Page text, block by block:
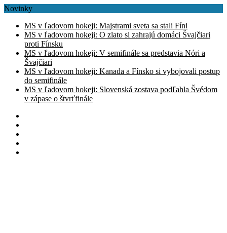
Novinky
MS v ľadovom hokeji: Majstrami sveta sa stali Fíni
MS v ľadovom hokeji: O zlato si zahrajú domáci Švajčiari
proti Fínsku
MS v ľadovom hokeji: V semifinále sa predstavia Nóri a
Švajčiari
MS v ľadovom hokeji: Kanada a Fínsko si vybojovali postup
do semifinále
MS v ľadovom hokeji: Slovenská zostava podľahla Švédom
v zápase o štvrťfinále